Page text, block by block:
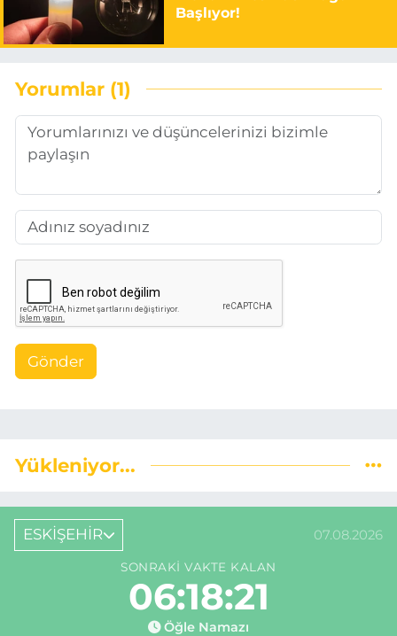
Başlıyor!
Yorumlar (1)
Gönder
Yükleniyor...
ESKİŞEHİR 07.08.2026
SONRAKI VAKTE KALAN
06:18:20
Öğle Namazı